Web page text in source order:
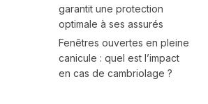
garantit une protection
optimale à ses assurés
Fenêtres ouvertes en pleine
canicule : quel est l’impact
en cas de cambriolage ?